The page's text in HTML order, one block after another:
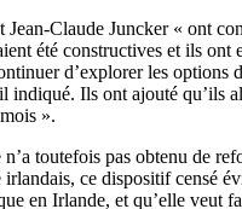
Jean-Claude Juncker « ont
été constructives et ils ont
d’explorer les options
indiqué. Ils ont ajouté qu’ils
».
toutefois pas obtenu de
ce dispositif censé
en Irlande, et qu’elle veut